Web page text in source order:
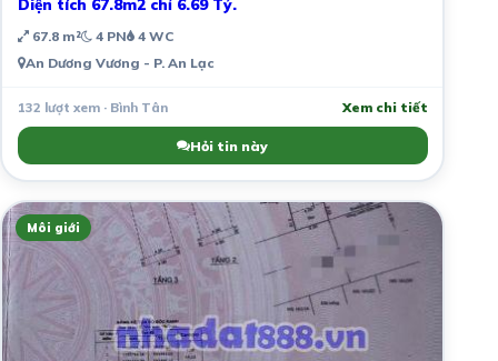
Diện tích 67.8m2 chỉ 6.69 Tỷ.
67.8 m² 4 PN 4 WC
An Dương Vương - P. An Lạc
132 lượt xem · Bình Tân Xem chi tiết
Hỏi tin này
Môi giới